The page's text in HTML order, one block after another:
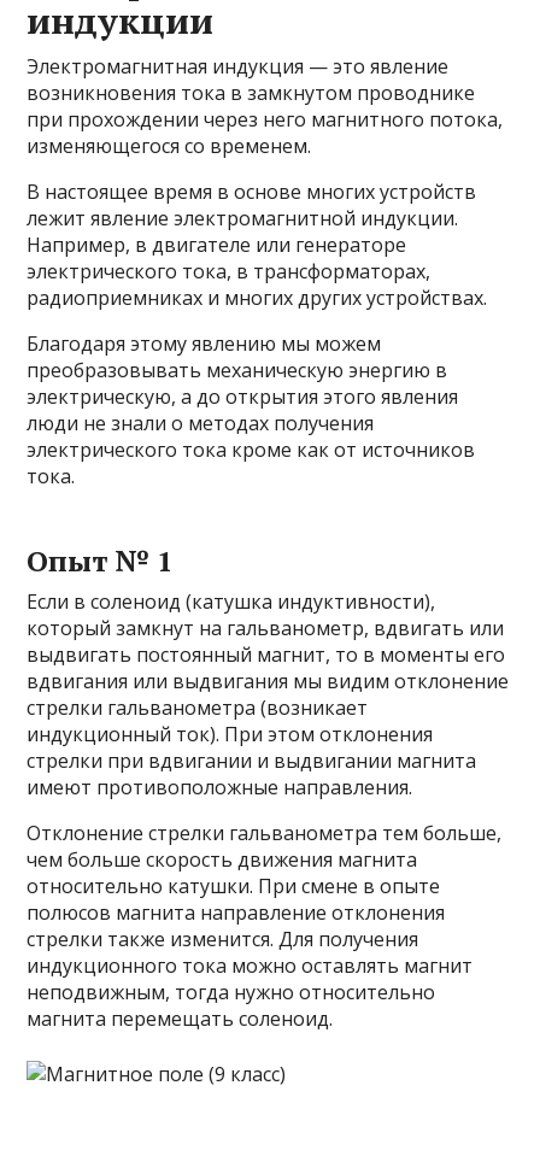
индукции
Электромагнитная индукция — это явление
возникновения тока в замкнутом проводнике
при прохождении через него магнитного потока,
изменяющегося со временем.
В настоящее время в основе многих устройств
лежит явление электромагнитной индукции.
Например, в двигателе или генераторе
электрического тока, в трансформаторах,
радиоприемниках и многих других устройствах.
Благодаря этому явлению мы можем
преобразовывать механическую энергию в
электрическую, а до открытия этого явления
люди не знали о методах получения
электрического тока кроме как от источников
тока.
Опыт № 1
Если в соленоид (катушка индуктивности),
который замкнут на гальванометр, вдвигать или
выдвигать постоянный магнит, то в моменты его
вдвигания или выдвигания мы видим отклонение
стрелки гальванометра (возникает
индукционный ток). При этом отклонения
стрелки при вдвигании и выдвигании магнита
имеют противоположные направления.
Отклонение стрелки гальванометра тем больше,
чем больше скорость движения магнита
относительно катушки. При смене в опыте
полюсов магнита направление отклонения
стрелки также изменится. Для получения
индукционного тока можно оставлять магнит
неподвижным, тогда нужно относительно
магнита перемещать соленоид.